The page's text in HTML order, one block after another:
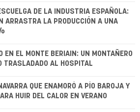
DE LA INDUSTRIA ESPAÑOLA:
ARRASTRA LA PRODUCCIÓN A UNA
EN EL MONTE BERIAIN: UN MONTAÑERO
TRASLADADO AL HOSPITAL
QUE ENAMORÓ A PÍO BAROJA Y
HUIR DEL CALOR EN VERANO